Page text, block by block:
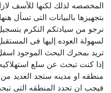
المخصصه لذلك لكنها للأسف
بتجهيزها بالبيانات التى تسأل
نرجو من سيادتكم التكرم
لسهولة العوده إليها فى
تريد بمحرك البحث الموجود
إذا كنت تبحث عن سلع
منطقه او مدينه ستجد العديد من
فيجب ان تحدد المنطقه التى